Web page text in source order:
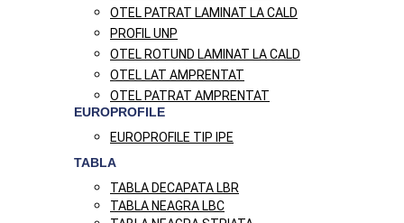
OTEL PATRAT LAMINAT LA CALD
PROFIL UNP
OTEL ROTUND LAMINAT LA CALD
OTEL LAT AMPRENTAT
OTEL PATRAT AMPRENTAT
EUROPROFILE
EUROPROFILE TIP IPE
TABLA
TABLA DECAPATA LBR
TABLA NEAGRA LBC